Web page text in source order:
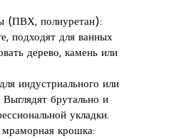
(ПВХ, полиуретан):
подходят для ванных
дерево, камень или
индустриального или
брутально и
укладки.
крошка: